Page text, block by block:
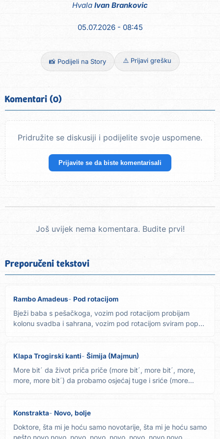
Hvala Ivan Brankovic
05.07.2026 - 08:45
📸 Podijeli na Story ⚠️ Prijavi grešku
Komentari (0)
Pridružite se diskusiji i podijelite svoje uspomene.
Prijavite se da biste komentarisali
Još uvijek nema komentara. Budite prvi!
Preporučeni tekstovi
Rambo Amadeus Pod rotacijom
Bježi baba s pešačkoga, vozim pod rotacijom probijam
kolonu svadba i sahrana, vozim pod rotacijom sviram popu,
Klapa Trogirski kanti Šimija (Majmun)
More bit´ da život priča priče (more bit´, more bit´, more,
more, more bit´) da probamo osjećaj tuge i sriće (more...
Konstrakta Novo, bolje
Doktore, šta mi je hoću samo novotarije, šta mi je hoću samo
nešto novo novo, novo, novo, novo, novo, novo novo,